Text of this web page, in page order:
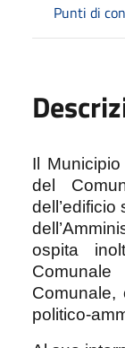
Punti di
Il
del
ospita
Comunale,
politico-